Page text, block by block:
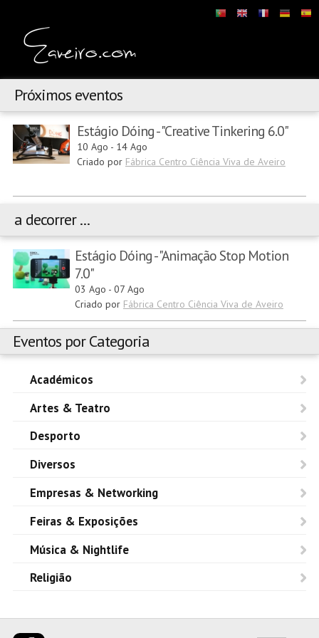
Próximos eventos
Estágio Dóing - "Creative Tinkering 6.0"
10 Ago - 14 Ago
Criado por Fábrica Centro Ciência Viva de Aveiro
a decorrer ...
Estágio Dóing - "Animação Stop Motion
7.0"
03 Ago - 07 Ago
Criado por Fábrica Centro Ciência Viva de Aveiro
Eventos por Categoria
Académicos
Artes & Teatro
Desporto
Diversos
Empresas & Networking
Feiras & Exposições
Música & Nightlife
Religião